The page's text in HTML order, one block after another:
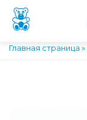
Главная страница »